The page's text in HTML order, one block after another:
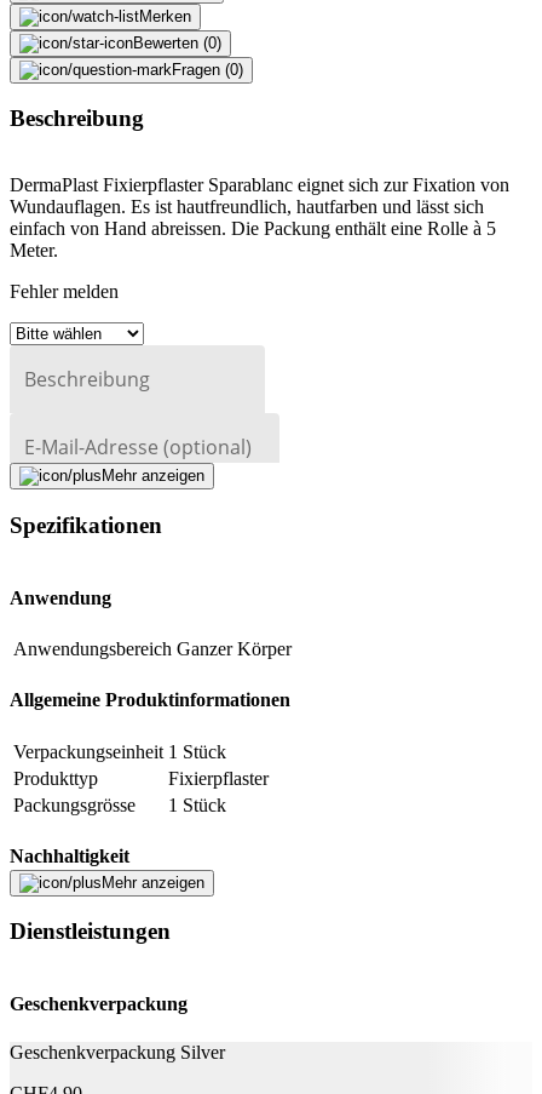
Merken
Bewerten (0)
Fragen (0)
Beschreibung
DermaPlast Fixierpflaster Sparablanc eignet sich zur Fixation von
Wundauflagen. Es ist hautfreundlich, hautfarben und lässt sich
einfach von Hand abreissen. Die Packung enthält eine Rolle à 5
Meter.
Fehler melden
Beschreibung
E-Mail-Adresse (optional)
Formular schliessen
Falsche Daten melden
Mehr anzeigen
Spezifikationen
Anwendung
Anwendungsbereich Ganzer Körper
Allgemeine Produktinformationen
Verpackungseinheit 1 Stück
Produkttyp
Fixierpflaster
Packungsgrösse
1 Stück
Nachhaltigkeit
Detailfarbe Beige
Abmessungen
Mehr anzeigen
Dienstleistungen
Geschenkverpackung
Geschenkverpackung Silver